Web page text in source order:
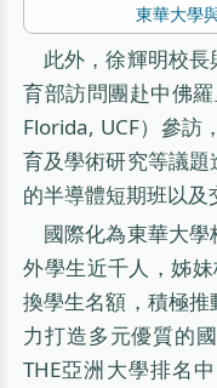
東華大學
此外，徐輝明校
育部訪問團赴中佛
Florida, UCF）參訪
育及學術研究等議
的半導體短期班以及
國際化為東華大
外學生近千人，姊
換學生名額，積極
力打造多元優質的
THE亞洲大學排名